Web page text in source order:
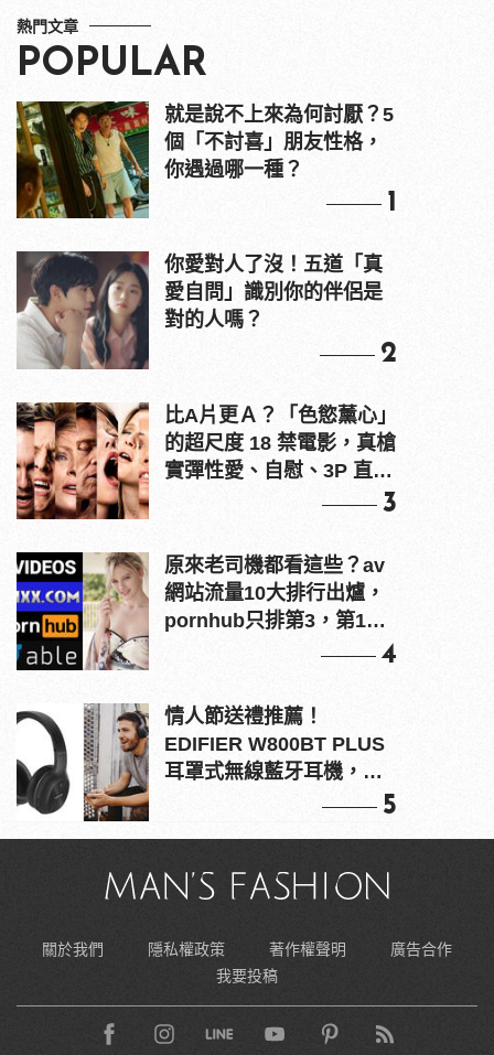
熱門文章
POPULAR
就是說不上來為何討厭？5
個「不討喜」朋友性格，
你遇過哪一種？
1
你愛對人了沒！五道「真
愛自問」識別你的伴侶是
對的人嗎？
2
比A片更Ａ？「色慾薰心」
的超尺度 18 禁電影，真槍
實彈性愛、自慰、3P 直接
3
原來老司機都看這些？av
網站流量10大排行出爐，
pornhub只排第3，第1名
4
情人節送禮推薦！
EDIFIER W800BT PLUS
耳罩式無線藍牙耳機，在
5
關於我們 隱私權政策 著作權聲明
廣告合作
我要投稿